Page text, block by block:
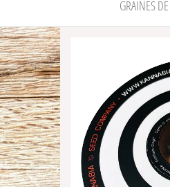
GRAINES